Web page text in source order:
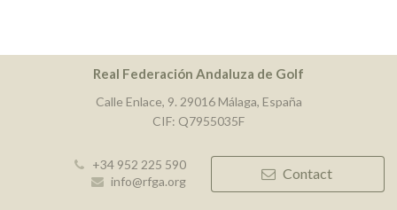
Real Federación Andaluza de Golf
Calle Enlace, 9. 29016 Málaga, España
CIF: Q7955035F
+34 952 225 590
info@rfga.org
Contact